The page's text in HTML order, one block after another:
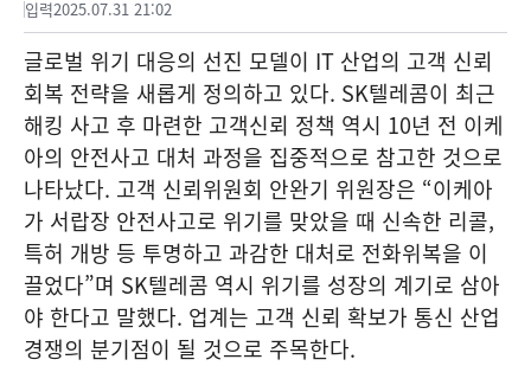
입력2025.07.31 21:02
글로벌 위기 대응의 선진 모델이 IT 산업의 고객 신뢰
회복 전략을 새롭게 정의하고 있다. SK텔레콤이 최근
해킹 사고 후 마련한 고객신뢰 정책 역시 10년 전 이케
아의 안전사고 대처 과정을 집중적으로 참고한 것으로
나타났다. 고객 신뢰위원회 안완기 위원장은 “이케아
가 서랍장 안전사고로 위기를 맞았을 때 신속한 리콜,
특허 개방 등 투명하고 과감한 대처로 전화위복을 이
끌었다”며 SK텔레콤 역시 위기를 성장의 계기로 삼아
야 한다고 말했다. 업계는 고객 신뢰 확보가 통신 산업
경쟁의 분기점이 될 것으로 주목한다.